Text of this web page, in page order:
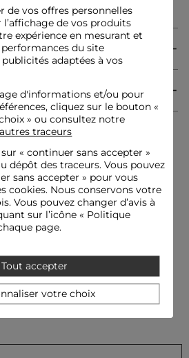
252-RANAKA
femme
Robes droites Robes
Robes Femme
de vos offres personnelles
l’affichage de vos produits
expérience en mesurant et
du site
adaptées à vos
d'informations et/ou pour
cliquez sur le bouton «
» ou consultez notre
traceurs
« continuer sans accepter»
dépôt des traceurs. Vous pouvez
sans accepter » pour vous
cookies. Nous conservons votre
Vous pouvez changer d’avis à
sur l’icône « Politique
page.
Tout accepter
votre choix